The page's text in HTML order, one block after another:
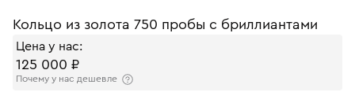
Кольцо из золота 750 пробы с бриллиантами
Цена у нас:
125 000 ₽
Почему у нас дешевле